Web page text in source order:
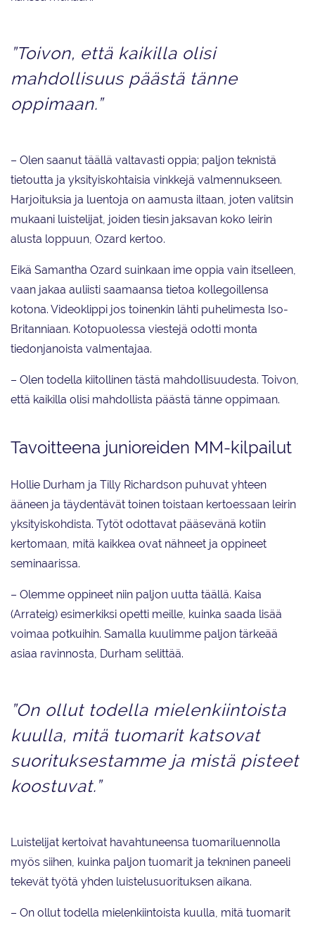
”Toivon, että kaikilla olisi
mahdollisuus päästä tänne
oppimaan.”
– Olen saanut täällä valtavasti oppia; paljon teknistä
tietoutta ja yksityiskohtaisia vinkkejä valmennukseen.
Harjoituksia ja luentoja on aamusta iltaan, joten valitsin
mukaani luistelijat, joiden tiesin jaksavan koko leirin
alusta loppuun, Ozard kertoo.
Eikä Samantha Ozard suinkaan ime oppia vain itselleen,
vaan jakaa auliisti saamaansa tietoa kollegoillensa
kotona. Videoklippi jos toinenkin lähti puhelimesta Iso-
Britanniaan. Kotopuolessa viestejä odotti monta
tiedonjanoista valmentajaa.
– Olen todella kiitollinen tästä mahdollisuudesta. Toivon,
että kaikilla olisi mahdollista päästä tänne oppimaan.
Tavoitteena junioreiden MM-kilpailut
Hollie Durham ja Tilly Richardson puhuvat yhteen
ääneen ja täydentävät toinen toistaan kertoessaan leirin
yksityiskohdista. Tytöt odottavat pääsevänä kotiin
kertomaan, mitä kaikkea ovat nähneet ja oppineet
seminaarissa.
– Olemme oppineet niin paljon uutta täällä. Kaisa
(Arrateig) esimerkiksi opetti meille, kuinka saada lisää
voimaa potkuihin. Samalla kuulimme paljon tärkeää
asiaa ravinnosta, Durham selittää.
”On ollut todella mielenkiintoista
kuulla, mitä tuomarit katsovat
suorituksestamme ja mistä pisteet
koostuvat.”
Luistelijat kertoivat havahtuneensa tuomariluennolla
myös siihen, kuinka paljon tuomarit ja tekninen paneeli
tekevät työtä yhden luistelusuorituksen aikana.
– On ollut todella mielenkiintoista kuulla, mitä tuomarit